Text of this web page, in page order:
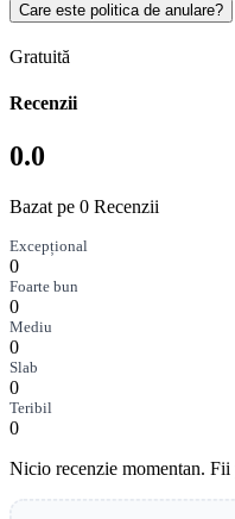
Care este politica de anulare?
Gratuită
Recenzii
0.0
Bazat pe 0 Recenzii
Excepțional
0
Foarte bun
0
Mediu
0
Slab
0
Teribil
0
Nicio recenzie momentan.